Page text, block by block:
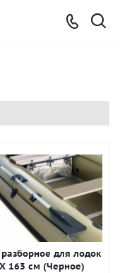
для лодок
163 см (Черное)